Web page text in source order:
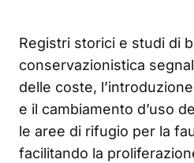
Registri storici e studi di
conservazionistica
delle coste,
e il cambiamento d’uso
le aree di rifugio per la
facilitando la